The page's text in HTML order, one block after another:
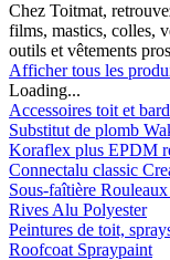
Chez Toitmat,
films, mastics, colles,
outils et vêtements
Afficher tous les
Loading...
Accessoires toit et
Substitut de plomb
Koraflex plus EPDM
Connectalu classic
Sous-faîtière Rouleaux
Rives Alu Polyester
Peintures de toit,
Roofcoat Spraypaint